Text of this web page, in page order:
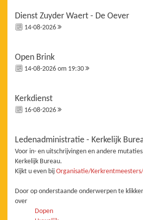
Dienst Zuyder Waert - De Oever
14-08-2026
Open Brink
14-08-2026 om 19:30
Kerkdienst
16-08-2026
Ledenadministratie - Kerkelijk
Voor in- en uitschrijvingen en andere
Kerkelijk Bureau.
Kijkt u even bij Organisatie/
Door op onderstaande onderwerpen te
over
Dopen